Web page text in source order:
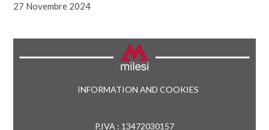
27 Novembre 2024
INFORMATION AND COOKIES
P.IVA : 13472030157